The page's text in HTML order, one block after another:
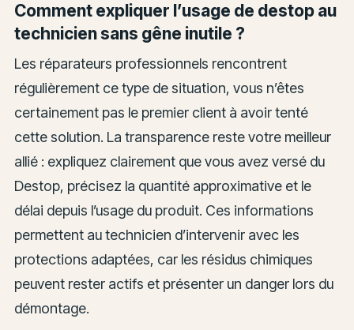
Comment expliquer l’usage de destop au
technicien sans gêne inutile ?
Les réparateurs professionnels rencontrent
régulièrement ce type de situation, vous n’êtes
certainement pas le premier client à avoir tenté
cette solution. La transparence reste votre meilleur
allié : expliquez clairement que vous avez versé du
Destop, précisez la quantité approximative et le
délai depuis l’usage du produit. Ces informations
permettent au technicien d’intervenir avec les
protections adaptées, car les résidus chimiques
peuvent rester actifs et présenter un danger lors du
démontage.